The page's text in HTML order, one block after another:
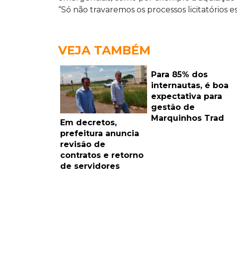
“Só não travaremos os processos licitatórios
VEJA TAMBÉM
Em decretos,
prefeitura anuncia
revisão de
contratos e retorno
de servidores
Para 85% dos
internautas, é boa
expectativa para
gestão de
Marquinhos Trad